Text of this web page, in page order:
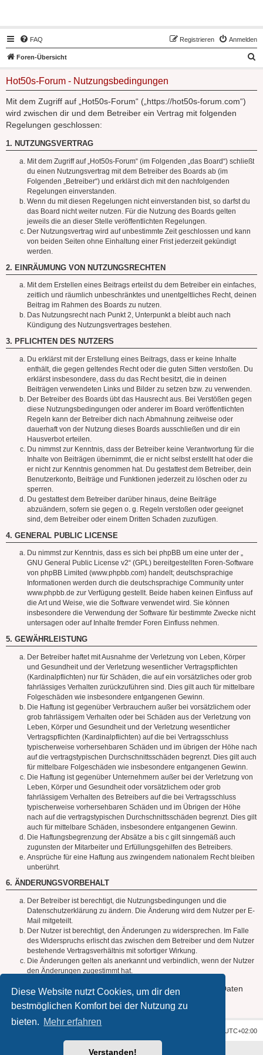
Diese Website nutzt Cookies, um dir den
bestmöglichen Komfort bei der Nutzung zu
bieten. Mehr erfahren
Verstanden!
FAQ Anmelden
Registrieren
Foren-Übersicht
Hot50s-Forum - Nutzungsbedingungen
Mit dem Zugriff auf „Hot50s-Forum“ („https://hot50s-forum.com“)
wird zwischen dir und dem Betreiber ein Vertrag mit folgenden
Regelungen geschlossen:
1. NUTZUNGSVERTRAG
Mit dem Zugriff auf „Hot50s-Forum“ (im Folgenden „das Board“) schließt
du einen Nutzungsvertrag mit dem Betreiber des Boards ab (im
Folgenden „Betreiber“) und erklärst dich mit den nachfolgenden
Regelungen einverstanden.
Wenn du mit diesen Regelungen nicht einverstanden bist, so darfst du
das Board nicht weiter nutzen. Für die Nutzung des Boards gelten
jeweils die an dieser Stelle veröffentlichten Regelungen.
Der Nutzungsvertrag wird auf unbestimmte Zeit geschlossen und kann
von beiden Seiten ohne Einhaltung einer Frist jederzeit gekündigt
werden.
2. EINRÄUMUNG VON NUTZUNGSRECHTEN
Mit dem Erstellen eines Beitrags erteilst du dem Betreiber ein einfaches,
zeitlich und räumlich unbeschränktes und unentgeltliches Recht, deinen
Beitrag im Rahmen des Boards zu nutzen.
Das Nutzungsrecht nach Punkt 2, Unterpunkt a bleibt auch nach
Kündigung des Nutzungsvertrages bestehen.
3. PFLICHTEN DES NUTZERS
Du erklärst mit der Erstellung eines Beitrags, dass er keine Inhalte
enthält, die gegen geltendes Recht oder die guten Sitten verstoßen. Du
erklärst insbesondere, dass du das Recht besitzt, die in deinen
Beiträgen verwendeten Links und Bilder zu setzen bzw. zu verwenden.
Der Betreiber des Boards übt das Hausrecht aus. Bei Verstößen gegen
diese Nutzungsbedingungen oder anderer im Board veröffentlichten
Regeln kann der Betreiber dich nach Abmahnung zeitweise oder
dauerhaft von der Nutzung dieses Boards ausschließen und dir ein
Hausverbot erteilen.
Du nimmst zur Kenntnis, dass der Betreiber keine Verantwortung für die
Inhalte von Beiträgen übernimmt, die er nicht selbst erstellt hat oder die
er nicht zur Kenntnis genommen hat. Du gestattest dem Betreiber, dein
Benutzerkonto, Beiträge und Funktionen jederzeit zu löschen oder zu
sperren.
Du gestattest dem Betreiber darüber hinaus, deine Beiträge
abzuändern, sofern sie gegen o. g. Regeln verstoßen oder geeignet
sind, dem Betreiber oder einem Dritten Schaden zuzufügen.
4. GENERAL PUBLIC LICENSE
Du nimmst zur Kenntnis, dass es sich bei phpBB um eine unter der „
GNU General Public License v2“ (GPL) bereitgestellten Foren-Software
von phpBB Limited (www.phpbb.com) handelt; deutschsprachige
Informationen werden durch die deutschsprachige Community unter
www.phpbb.de zur Verfügung gestellt. Beide haben keinen Einfluss auf
die Art und Weise, wie die Software verwendet wird. Sie können
insbesondere die Verwendung der Software für bestimmte Zwecke nicht
untersagen oder auf Inhalte fremder Foren Einfluss nehmen.
5. GEWÄHRLEISTUNG
Der Betreiber haftet mit Ausnahme der Verletzung von Leben, Körper
und Gesundheit und der Verletzung wesentlicher Vertragspflichten
(Kardinalpflichten) nur für Schäden, die auf ein vorsätzliches oder grob
fahrlässiges Verhalten zurückzuführen sind. Dies gilt auch für mittelbare
Folgeschäden wie insbesondere entgangenen Gewinn.
Die Haftung ist gegenüber Verbrauchern außer bei vorsätzlichem oder
grob fahrlässigem Verhalten oder bei Schäden aus der Verletzung von
Leben, Körper und Gesundheit und der Verletzung wesentlicher
Vertragspflichten (Kardinalpflichten) auf die bei Vertragsschluss
typischerweise vorhersehbaren Schäden und im übrigen der Höhe nach
auf die vertragstypischen Durchschnittsschäden begrenzt. Dies gilt auch
für mittelbare Folgeschäden wie insbesondere entgangenen Gewinn.
Die Haftung ist gegenüber Unternehmern außer bei der Verletzung von
Leben, Körper und Gesundheit oder vorsätzlichem oder grob
fahrlässigem Verhalten des Betreibers auf die bei Vertragsschluss
typischerweise vorhersehbaren Schäden und im Übrigen der Höhe
nach auf die vertragstypischen Durchschnittsschäden begrenzt. Dies gilt
auch für mittelbare Schäden, insbesondere entgangenen Gewinn.
Die Haftungsbegrenzung der Absätze a bis c gilt sinngemäß auch
zugunsten der Mitarbeiter und Erfüllungsgehilfen des Betreibers.
Ansprüche für eine Haftung aus zwingendem nationalem Recht bleiben
unberührt.
6. ÄNDERUNGSVORBEHALT
Der Betreiber ist berechtigt, die Nutzungsbedingungen und die
Datenschutzerklärung zu ändern. Die Änderung wird dem Nutzer per E-
Mail mitgeteilt.
Der Nutzer ist berechtigt, den Änderungen zu widersprechen. Im Falle
des Widerspruchs erlischt das zwischen dem Betreiber und dem Nutzer
bestehende Vertragsverhältnis mit sofortiger Wirkung.
Die Änderungen gelten als anerkannt und verbindlich, wenn der Nutzer
den Änderungen zugestimmt hat.
Informationen über den Umgang mit deinen persönlichen Daten
sind in der Datenschutzerklärung enthalten.
UTC+02:00
Powered byphpBB® Forum Software © phpBB Limited